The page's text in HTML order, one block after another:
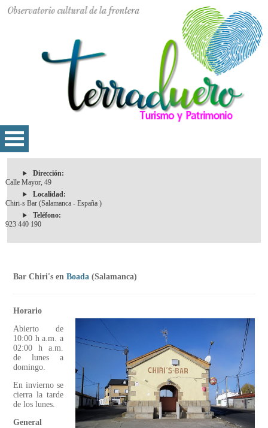
Dirección:
Calle Mayor, 49
Localidad:
Chiri-s Bar (Salamanca - España )
Teléfono:
923 440 190
Bar Chiri's en Boada (Salamanca)
Horario
Abierto de
10:00 h a.m. a
02:00 h a.m.
de lunes a
domingo.
En invierno se
cierra la tarde
de los lunes.
General